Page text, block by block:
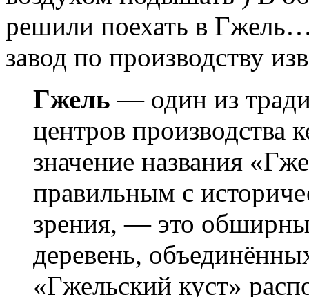
решили поехать в
завод по производству
Гжель — один из
центров производства
значение названия
правильным с
зрения, — это
деревень,
«Гжельский куст»